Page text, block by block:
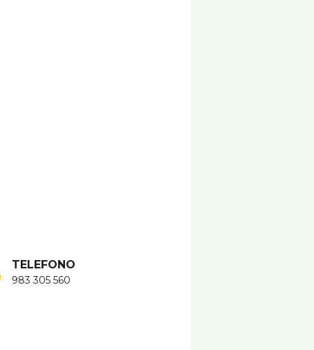
TELEFONO
983 305 560